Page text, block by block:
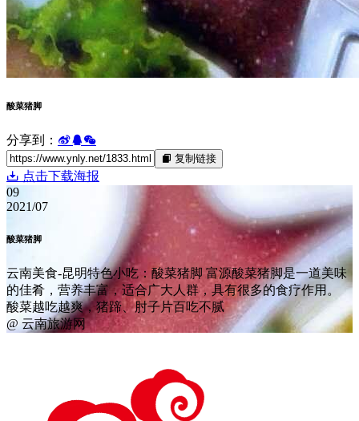
酸菜猪脚
分享到：
复制链接
点击下载海报
09
2021/07
酸菜猪脚
云南美食-昆明特色小吃：酸菜猪脚 富源酸菜猪脚是一道美味
的佳肴，营养丰富，适合广大人群，具有很多的食疗作用。
酸菜越吃越爽，猪蹄、肘子片百吃不腻
@ 云南旅游网